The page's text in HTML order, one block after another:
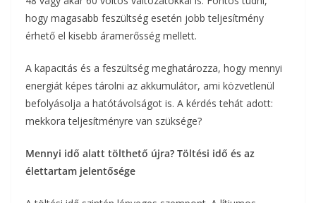
hogy magasabb feszültség esetén jobb teljesítmény
érhető el kisebb áramerősség mellett.
A kapacitás és a feszültség meghatározza, hogy mennyi
energiát képes tárolni az akkumulátor, ami közvetlenül
befolyásolja a hatótávolságot is. A kérdés tehát adott:
mekkora teljesítményre van szüksége?
Mennyi idő alatt tölthető újra? Töltési idő és az
élettartam jelentősége